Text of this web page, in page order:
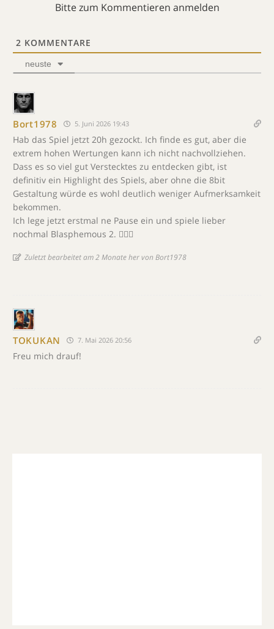
Bitte zum Kommentieren anmelden
2 KOMMENTARE
neuste
Bort1978 5. Juni 2026 19:43
Hab das Spiel jetzt 20h gezockt. Ich finde es gut, aber die
extrem hohen Wertungen kann ich nicht nachvollziehen.
Dass es so viel gut Verstecktes zu entdecken gibt, ist
definitiv ein Highlight des Spiels, aber ohne die 8bit
Gestaltung würde es wohl deutlich weniger Aufmerksamkeit
bekommen.
Ich lege jetzt erstmal ne Pause ein und spiele lieber
nochmal Blasphemous 2. 🤷🏼‍♂️
Zuletzt bearbeitet am 2 Monate her von Bort1978
TOKUKAN 7. Mai 2026 20:56
Freu mich drauf!